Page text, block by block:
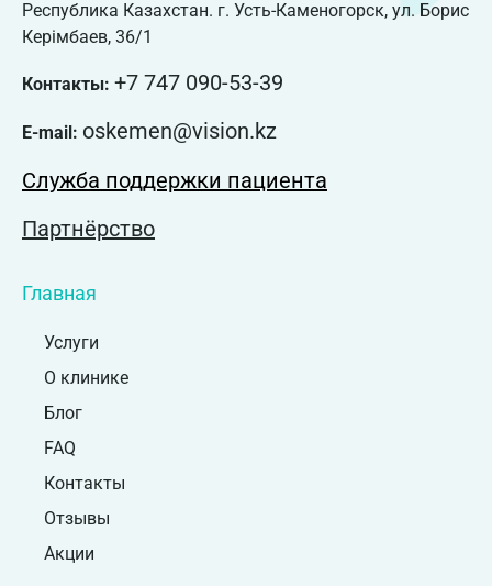
Республика Казахстан. г. Усть-Каменогорск, ул. Борис
Керімбаев, 36/1
Контакты: +7 747 090-53-39
E-mail: oskemen@vision.kz
Служба поддержки пациента
Партнёрство
Главная
Услуги
О клинике
Блог
FAQ
Контакты
Отзывы
Акции